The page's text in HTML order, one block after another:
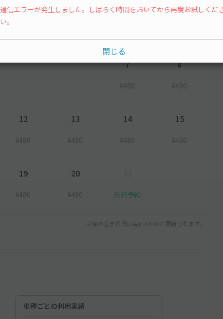
水 木 金 土
7
¥480
8
¥480
12
¥480
13
¥480
14
¥480
15
¥480
19
¥480
20
¥480 先行予約
以降の空き状況は毎日24:00に更新されます。
車種ごとの利用実績
通信エラーが発生しました。しばらく時間をおいてから再度お試しくだ
い。
閉じる